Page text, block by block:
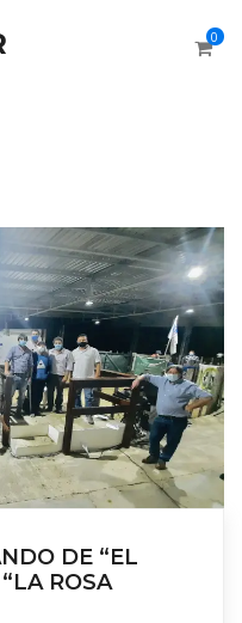
0
DE “EL
ROSA